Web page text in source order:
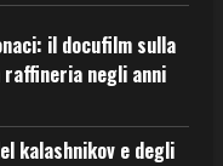
il docufilm sulla
negli anni
kalashnikov e degli